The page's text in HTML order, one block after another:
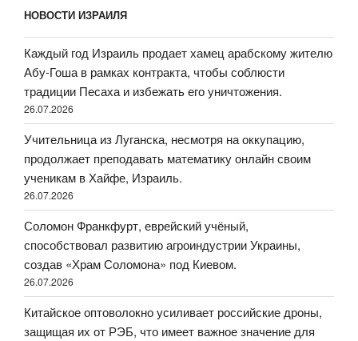
НОВОСТИ ИЗРАИЛЯ
Каждый год Израиль продает хамец арабскому жителю
Абу-Гоша в рамках контракта, чтобы соблюсти
традиции Песаха и избежать его уничтожения.
26.07.2026
Учительница из Луганска, несмотря на оккупацию,
продолжает преподавать математику онлайн своим
ученикам в Хайфе, Израиль.
26.07.2026
Соломон Франкфурт, еврейский учёный,
способствовал развитию агроиндустрии Украины,
создав «Храм Соломона» под Киевом.
26.07.2026
Китайское оптоволокно усиливает российские дроны,
защищая их от РЭБ, что имеет важное значение для